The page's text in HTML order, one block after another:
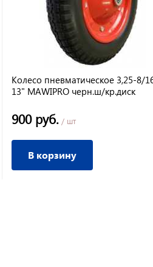
Колесо пневматическое 3,25-8/
13" MAWIPRO черн.ш/кр.диск
900 руб. / шт
В корзину